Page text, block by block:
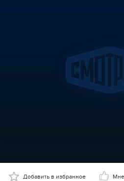
Добавить в избранное